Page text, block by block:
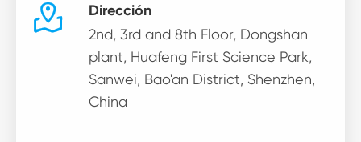
 Dirección
2nd, 3rd and 8th Floor, Dongshan
plant, Huafeng First Science Park,
Sanwei, Bao'an District, Shenzhen,
China